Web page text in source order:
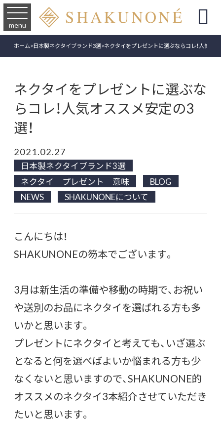
menu 
ホーム>日本製ネクタイブランド3選>ネクタイをプレゼントに選ぶならコレ！人気オ
ネクタイをプレゼントに選ぶな
らコレ！人気オススメ安定の3
選！
2021.02.27
日本製ネクタイブランド3選
ネクタイ プレゼント 意味
BLOG
NEWS
SHAKUNONEについて
こんにちは！
SHAKUNONEの笏本でございます。
3月は新生活の準備や移動の時期で、お祝い
や送別のお品にネクタイを選ばれる方も多
いかと思います。
プレゼントにネクタイと考えても、いざ選ぶ
となると何を選べばよいか悩まれる方も少
なくないと思いますので、SHAKUNONE的
オススメのネクタイ3本紹介させていただき
たいと思います。